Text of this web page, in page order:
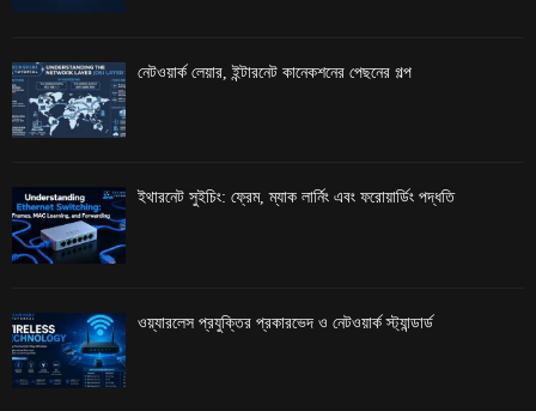
নেটওয়ার্ক লেয়ার, ইন্টারনেট কানেকশনের পেছনের গল্প
ইথারনেট সুইচিং: ফ্রেম, ম্যাক লার্নিং এবং ফরোয়ার্ডিং পদ্ধতি
ওয়্যারলেস প্রযুক্তির প্রকারভেদ ও নেটওয়ার্ক স্ট্যান্ডার্ড